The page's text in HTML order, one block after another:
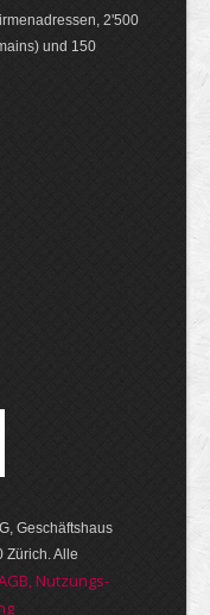
2'500
und 150
Geschäftshaus
Zürich. Alle
Nut­zungs­